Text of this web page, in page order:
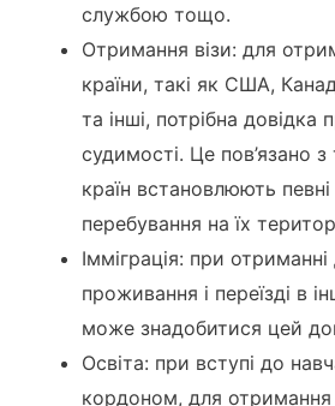
службою тощо.
Отримання візи: для
країни, такі як США,
та інші, потрібна довідка
судимості. Це пов’язано
країн встановлюють певні
перебування на їх
Імміграція: при
проживання і переїзді в
може знадобитися цей
Освіта: при вступі до
кордоном, для отримання